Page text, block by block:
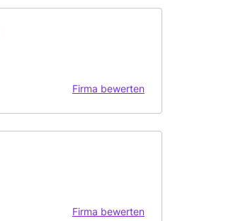
Firma bewerten
Firma bewerten